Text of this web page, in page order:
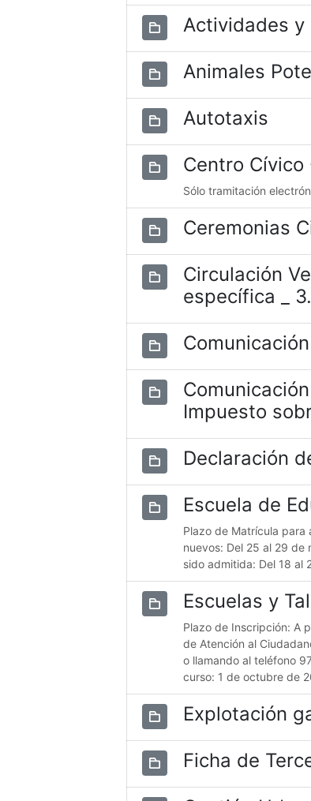
Actividades y
Animales
Autotaxis
Centro
Sólo tramitación
Ceremonias
Circulación
específica _
Impuesto
Declaración
Escuela de
Plazo de Matrícula para
nuevos: Del 25 al 29
sido admitida: Del 18 al
Escuelas y
Plazo de Inscripción: A
de Atención al
o llamando al teléfono
curso: 1 de octubre de
Explotación
Ficha de